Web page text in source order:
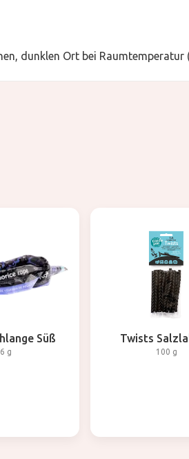
dunklen Ort bei Raumtemperatur
Süß
g
Twists
100 g